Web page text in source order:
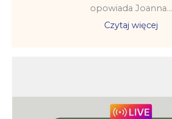
opowiada Joanna...
Czytaj więcej